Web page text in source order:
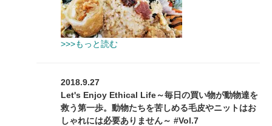
>>>もっと読む
2018.9.27
Let's Enjoy Ethical Life～毎日の買い物が動物達を
救う第一歩。動物たちを苦しめる毛皮やニットはお
しゃれには必要ありません～ #Vol.7